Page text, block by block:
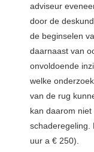
adviseur
door de
de beginselen
daarnaast van
onvoldoende
welke
van de rug
kan daarom
schaderegeling.
uur a € 250).